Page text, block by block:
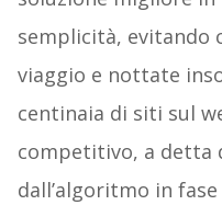
semplicità, evitando
viaggio e nottate
centinaia di siti sul
competitivo, a detta
dall’algoritmo in